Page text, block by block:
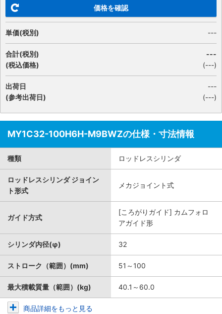
価格を確認
単価(税別) ---
合計(税別)
(税込価格)
---
(---)
出荷日
(参考出荷日)
---
(---)
MY1C32-100H6H-M9BWZの仕様・寸法情報
種類 ロッドレスシリンダ
ロッドレスシリンダ ジョイン
ト形式
メカジョイント式
ガイド方式
[ころがりガイド] カムフォロ
アガイド形
シリンダ内径(φ) 32
ストローク（範囲）(mm) 51～100
最大積載質量（範囲）(kg) 40.1～60.0
商品詳細をもっと見る